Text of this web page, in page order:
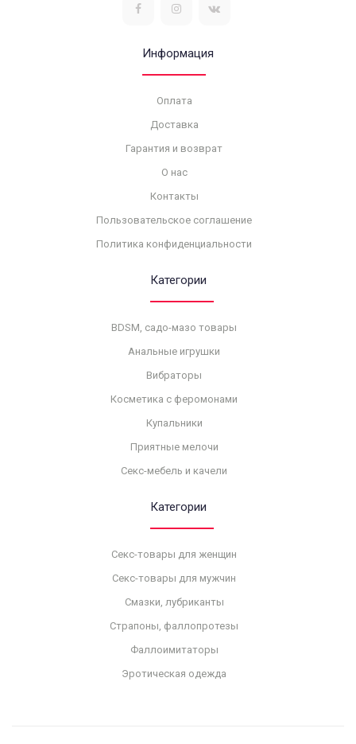
Информация
Оплата
Доставка
Гарантия и возврат
О нас
Контакты
Пользовательское соглашение
Политика конфиденциальности
Категории
BDSM, садо-мазо товары
Анальные игрушки
Вибраторы
Косметика с феромонами
Купальники
Приятные мелочи
Секс-мебель и качели
Категории
Секс-товары для женщин
Секс-товары для мужчин
Смазки, лубриканты
Страпоны, фаллопротезы
Фаллоимитаторы
Эротическая одежда